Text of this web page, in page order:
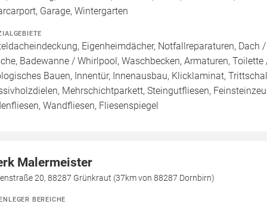
Garage, Wintergarten
Eigenheimdächer, Notfallreparaturen, Dach
Badewanne / Whirlpool, Waschbecken, Armaturen,
Bauen, Innentür, Innenausbau, Klicklaminat,
Mehrschichtparkett, Steingutfliesen,
Wandfliesen, Fliesenspiegel
Malermeister
20, 88287 Grünkraut (37km von 88287 Dornbirn)
BEREICHE